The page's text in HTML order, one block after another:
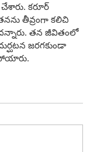
కరూర్
తీవ్రంగా కలిచి
త‌న జీవితంలో
జరగకుండా